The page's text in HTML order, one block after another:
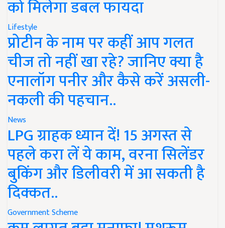
को मिलेगा डबल फायदा
Lifestyle
प्रोटीन के नाम पर कहीं आप गलत
चीज तो नहीं खा रहे? जानिए क्या है
एनालॉग पनीर और कैसे करें असली-
नकली की पहचान..
News
LPG ग्राहक ध्यान दें! 15 अगस्त से
पहले करा लें ये काम, वरना सिलेंडर
बुकिंग और डिलीवरी में आ सकती है
दिक्कत..
Government Scheme